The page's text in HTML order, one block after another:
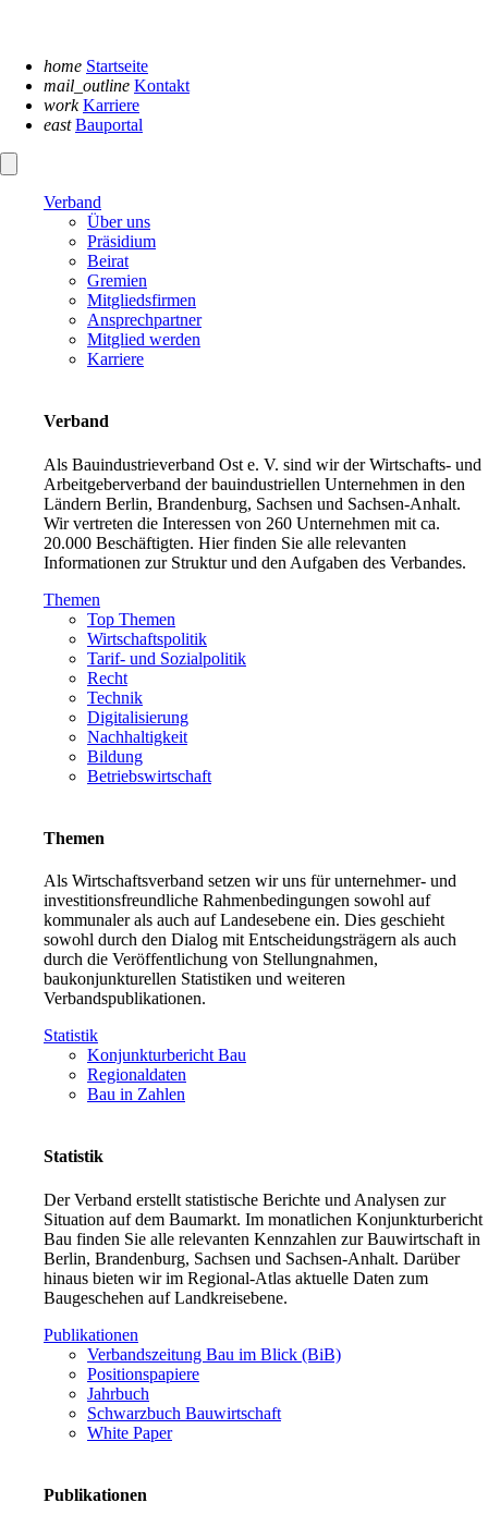
home Startseite
mail_outline Kontakt
work Karriere
east Bauportal
Verband
Über uns
Präsidium
Beirat
Gremien
Mitgliedsfirmen
Ansprechpartner
Mitglied werden
Karriere
Verband
Als Bauindustrieverband Ost e. V. sind wir der Wirtschafts- und
Arbeitgeberverband der bauindustriellen Unternehmen in den
Ländern Berlin, Brandenburg, Sachsen und Sachsen-Anhalt.
Wir vertreten die Interessen von 260 Unternehmen mit ca.
20.000 Beschäftigten. Hier finden Sie alle relevanten
Informationen zur Struktur und den Aufgaben des Verbandes.
Themen
Top Themen
Wirtschaftspolitik
Tarif- und Sozialpolitik
Recht
Technik
Digitalisierung
Nachhaltigkeit
Bildung
Betriebswirtschaft
Themen
Als Wirtschaftsverband setzen wir uns für unternehmer- und
investitionsfreundliche Rahmenbedingungen sowohl auf
kommunaler als auch auf Landesebene ein. Dies geschieht
sowohl durch den Dialog mit Entscheidungsträgern als auch
durch die Veröffentlichung von Stellungnahmen,
baukonjunkturellen Statistiken und weiteren
Verbandspublikationen.
Statistik
Konjunkturbericht Bau
Regionaldaten
Bau in Zahlen
Statistik
Der Verband erstellt statistische Berichte und Analysen zur
Situation auf dem Baumarkt. Im monatlichen Konjunkturbericht
Bau finden Sie alle relevanten Kennzahlen zur Bauwirtschaft in
Berlin, Brandenburg, Sachsen und Sachsen-Anhalt. Darüber
hinaus bieten wir im Regional-Atlas aktuelle Daten zum
Baugeschehen auf Landkreisebene.
Publikationen
Verbandszeitung Bau im Blick (BiB)
Positionspapiere
Jahrbuch
Schwarzbuch Bauwirtschaft
White Paper
Publikationen